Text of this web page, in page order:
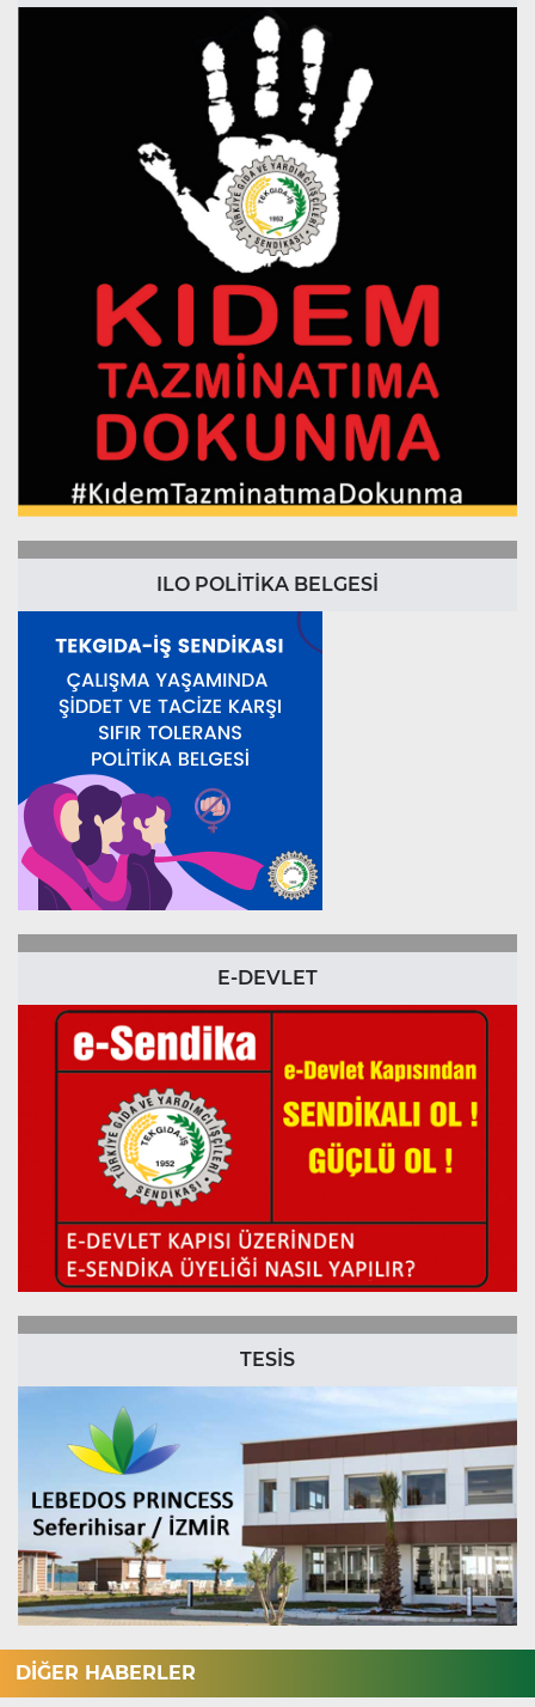
ILO POLİTİKA BELGESİ
E-DEVLET
TESİS
DİĞER HABERLER